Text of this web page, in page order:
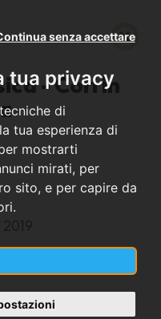
tua privacy
di
tua esperienza di
mostrarti
mirati, per
sito, e per capire da
senza accettare
- Cori in
2019
"L. D'Annunzio"